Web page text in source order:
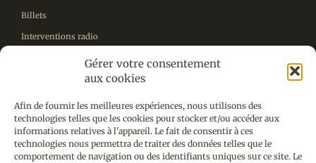
Gérer votre consentement
aux cookies
Afin de fournir les meilleures expériences, nous utilisons des
technologies telles que les cookies pour stocker et/ou accéder aux
informations relatives à l'appareil. Le fait de consentir à ces
technologies nous permettra de traiter des données telles que le
comportement de navigation ou des identifiants uniques sur ce site. Le
Billets
Interventions radio
ENGLISH
CONTACT